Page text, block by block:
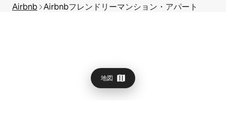
地図
Airbnb Airbnbフレンドリーマンション・アパート